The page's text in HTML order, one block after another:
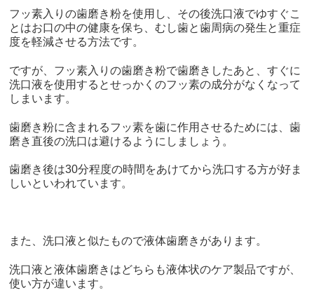
フッ素入りの歯磨き粉を使用し、その後洗口液でゆすぐこ
とはお口の中の健康を保ち、むし歯と歯周病の発生と重症
度を軽減させる方法です。
ですが、フッ素入りの歯磨き粉で歯磨きしたあと、すぐに
洗口液を使用するとせっかくのフッ素の成分がなくなって
しまいます。
歯磨き粉に含まれるフッ素を歯に作用させるためには、歯
磨き直後の洗口は避けるようにしましょう。
歯磨き後は30分程度の時間をあけてから洗口する方が好ま
しいといわれています。
また、洗口液と似たもので液体歯磨きがあります。
洗口液と液体歯磨きはどちらも液体状のケア製品ですが、
使い方が違います。